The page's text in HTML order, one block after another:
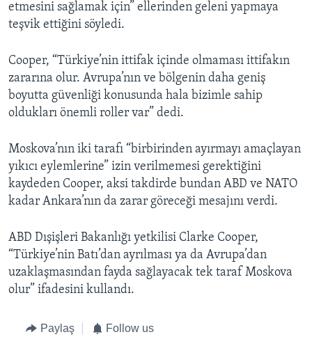
etmesini sağlamak için” ellerinden geleni yapmaya
teşvik ettiğini söyledi.
Cooper, “Türkiye’nin ittifak içinde olmaması ittifakın
zararına olur. Avrupa’nın ve bölgenin daha geniş
boyutta güvenliği konusunda hala bizimle sahip
oldukları önemli roller var” dedi.
Moskova’nın iki tarafı “birbirinden ayırmayı amaçlayan
yıkıcı eylemlerine” izin verilmemesi gerektiğini
kaydeden Cooper, aksi takdirde bundan ABD ve NATO
kadar Ankara’nın da zarar göreceği mesajını verdi.
ABD Dışişleri Bakanlığı yetkilisi Clarke Cooper,
“Türkiye’nin Batı’dan ayrılması ya da Avrupa’dan
uzaklaşmasından fayda sağlayacak tek taraf Moskova
olur” ifadesini kullandı.
Paylaş Follow us